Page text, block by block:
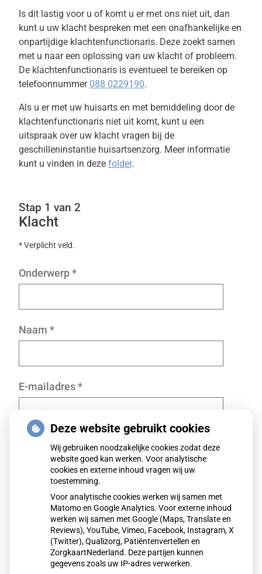
Is dit lastig voor u of komt u er met ons niet uit, dan
kunt u uw klacht bespreken met een onafhankelijke en
onpartijdige klachtenfunctionaris. Deze zoekt samen
met u naar een oplossing van uw klacht of probleem.
De klachtenfunctionaris is eventueel te bereiken op
telefoonnummer 088 0229190.
Als u er met uw huisarts en met bemiddeling door de
klachtenfunctionaris niet uit komt, kunt u een
uitspraak over uw klacht vragen bij de
geschilleninstantie huisartsenzorg. Meer informatie
kunt u vinden in deze folder.
Stap 1 van 2
Klacht
* Verplicht veld.
Onderwerp*
Naam *
E-mailadres*
*
Volgende
Deze website gebruikt cookies
Wij gebruiken noodzakelijke cookies zodat deze
website goed kan werken. Voor analytische
cookies en externe inhoud vragen wij uw
toestemming.
Voor analytische cookies werken wij samen met
Matomo en Google Analytics. Voor externe inhoud
werken wij samen met Google (Maps, Translate en
Reviews), YouTube, Vimeo, Facebook, Instagram, X
(Twitter), Qualizorg, Patiëntenvertellen en
ZorgkaartNederland. Deze partijen kunnen
gegevens zoals uw IP-adres verwerken.